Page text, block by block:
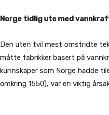
Norge tidlig ute med
Den uten tvil mest omstridte
måtte fabrikker basert på
kunnskaper som Norge hadde
omkring 1550), var en viktig